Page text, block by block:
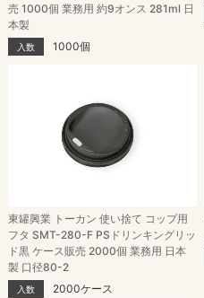
売 1000個 業務用 約9オンス 281ml 日
本製
入数 1000個
東罐興業 トーカン 使い捨て コップ用
フタ SMT-280-F PSドリンキングリッ
ド黒 ケース販売 2000個 業務用 日本
製 口径80-2
入数 2000ケース